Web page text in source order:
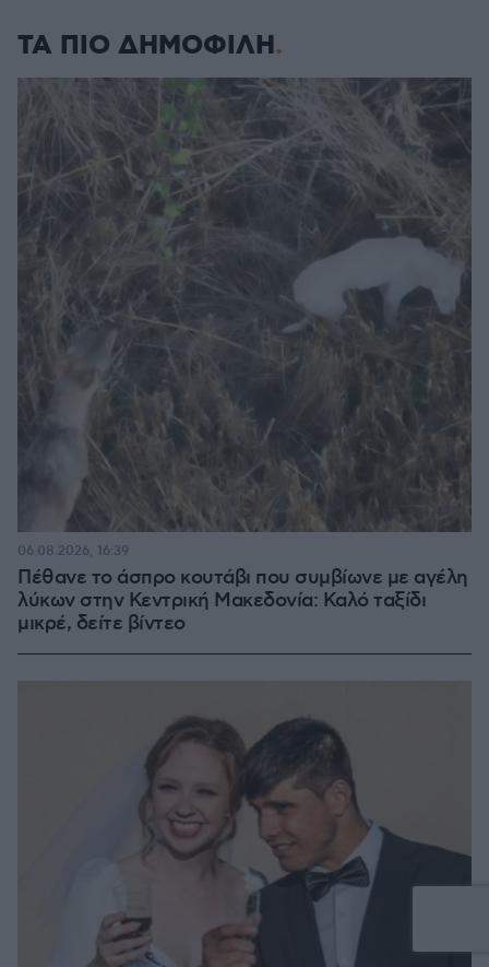
ΤΑ ΠΙΟ ΔΗΜΟΦΙΛΗ
Πέθανε το άσπρο κουτάβι που συμβίωνε με αγέλη
λύκων στην Κεντρική Μακεδονία: Καλό ταξίδι
μικρέ, δείτε βίντεο
06.08.2026, 16:39